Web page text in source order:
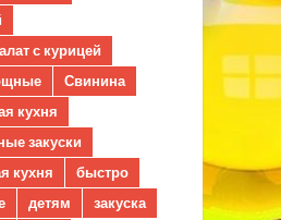
с курицей
Свинина
кухня
закуски
кухня
быстро
детям
закуска